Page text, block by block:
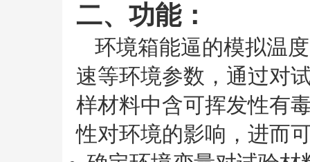
二、功能：
环境箱能逼的模拟温
速等环境参数，通过对
样材料中含可挥发性有
性对环境的影响，进而